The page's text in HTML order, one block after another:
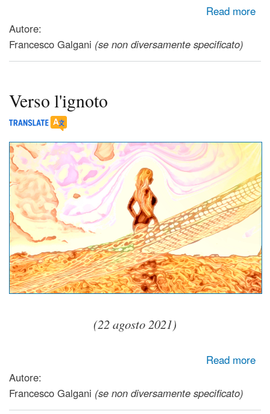
Read more
about Solo quando la via davanti a te sembrerà impossibile,
Autore:
Francesco Galgani (se non diversamente specificato)
Verso l'ignoto
(22 agosto 2021)
Read more
Autore:
Francesco Galgani (se non diversamente specificato)